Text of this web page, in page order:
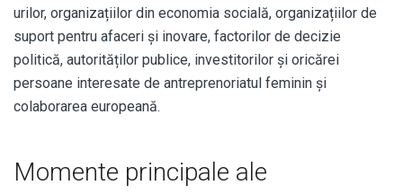
urilor, organizațiilor din economia socială, organizațiilor de
suport pentru afaceri și inovare, factorilor de decizie
politică, autorităților publice, investitorilor și oricărei
persoane interesate de antreprenoriatul feminin și
colaborarea europeană.
Momente principale ale